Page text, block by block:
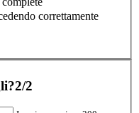
correttamente
2/2